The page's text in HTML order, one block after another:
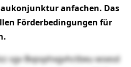
anfachen. Das
Förderbedingungen für
sgv Bvpsphxgvhctbeu wsesd